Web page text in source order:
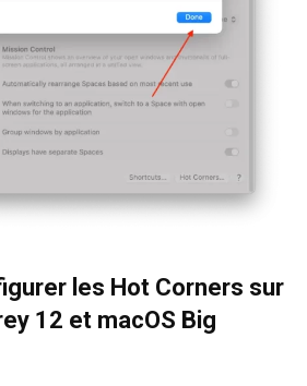
les Hot Corners sur
12 et macOS Big